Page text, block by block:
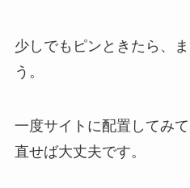
少しでもピンときたら、
う。
一度サイトに配置してみ
直せば大丈夫です。